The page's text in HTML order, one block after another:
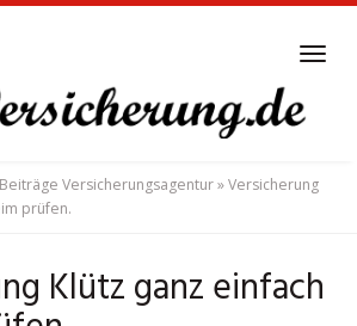
Versicherungsagentur»Versicherung
prüfen.
Klütz ganz einfach